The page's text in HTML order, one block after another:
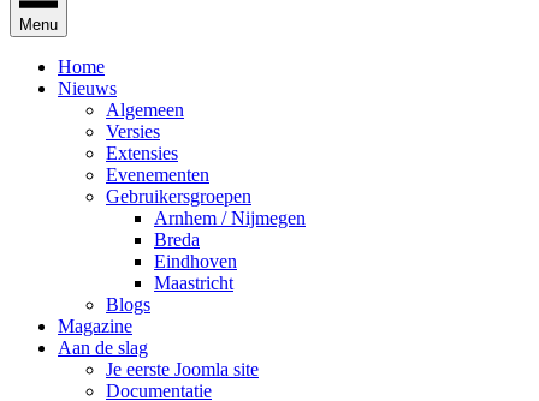
Menu
Home
Nieuws
Algemeen
Versies
Extensies
Evenementen
Gebruikersgroepen
Arnhem / Nijmegen
Breda
Eindhoven
Maastricht
Blogs
Magazine
Aan de slag
Je eerste Joomla site
Documentatie